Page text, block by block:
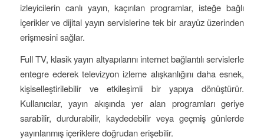
izleyicilerin canlı yayın, kaçırılan programlar, isteğe bağlı
içerikler ve dijital yayın servislerine tek bir arayüz üzerinden
erişmesini sağlar.
Full TV, klasik yayın altyapılarını internet bağlantılı servislerle
entegre ederek televizyon izleme alışkanlığını daha esnek,
kişiselleştirilebilir ve etkileşimli bir yapıya dönüştürür.
Kullanıcılar, yayın akışında yer alan programları geriye
sarabilir, durdurabilir, kaydedebilir veya geçmiş günlerde
yayınlanmış içeriklere doğrudan erişebilir.